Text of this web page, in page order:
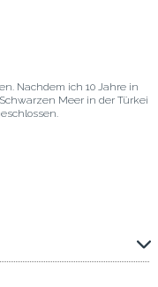
Nachdem ich 10 Jahre in
Meer in der Türkei